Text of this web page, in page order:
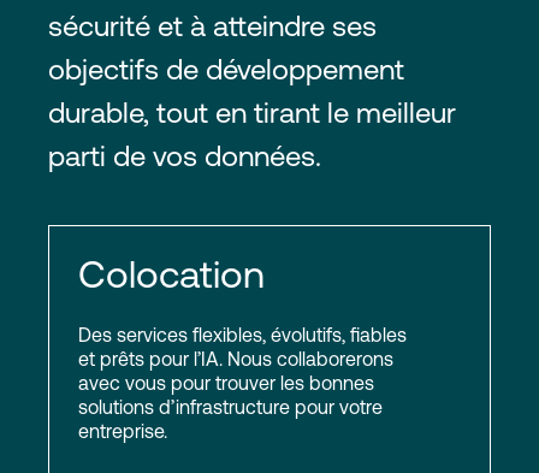
sécurité et à atteindre ses
objectifs de développement
durable, tout en tirant le meilleur
parti de vos données.
Colocation
Des services flexibles, évolutifs, fiables
et prêts pour l’IA. Nous collaborerons
avec vous pour trouver les bonnes
solutions d’infrastructure pour votre
entreprise.